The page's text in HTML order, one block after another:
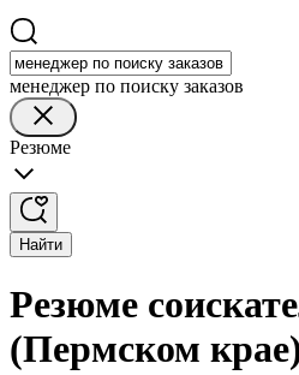
менеджер по поиску заказов
Резюме
Найти
Резюме
(Пермском